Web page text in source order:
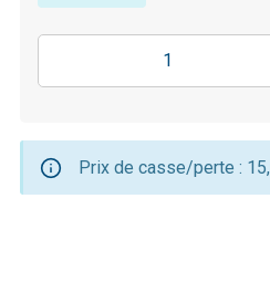
Prix de casse/perte :